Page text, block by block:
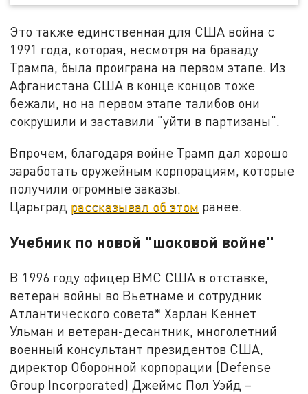
Это также единственная для США война с
1991 года, которая, несмотря на браваду
Трампа, была проиграна на первом этапе. Из
Афганистана США в конце концов тоже
бежали, но на первом этапе талибов они
сокрушили и заставили "уйти в партизаны".
Впрочем, благодаря войне Трамп дал хорошо
заработать оружейным корпорациям, которые
получили огромные заказы.
Царьград рассказывал об этом ранее.
Учебник по новой "шоковой войне"
В 1996 году офицер ВМС США в отставке,
ветеран войны во Вьетнаме и сотрудник
Атлантического совета* Харлан Кеннет
Ульман и ветеран-десантник, многолетний
военный консультант президентов США,
директор Оборонной корпорации (Defense
Group Incorporated) Джеймс Пол Уэйд –